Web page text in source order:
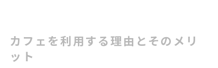
カフェを利用する理由とそのメリ
ット